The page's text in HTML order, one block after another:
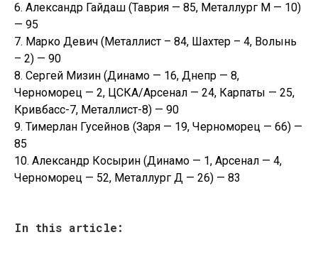
6. Алeксaндр Гайдаш (Таврия — 85, Металлург М — 10)
— 95
7. Марко Девич (Металлист – 84, Шахтер – 4, Волынь
– 2) — 90
8. Сергей Мизин (Динамо — 16, Днепр — 8,
Черноморец — 2, ЦСКА/Арсенал — 24, Карпаты — 25,
Кривбасс-7, Металлист-8) — 90
9. Тимерлан Гусейнов (Заря — 19, Черноморец — 66) —
85
10. Алексaндр Косырин (Динамо — 1, Арсенал — 4,
Черноморец — 52, Металлург Д — 26) — 83
In this article: